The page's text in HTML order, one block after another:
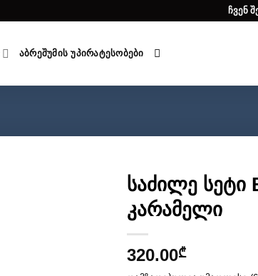
ჩვენ
ᲐᲑᲠᲔᲨᲣᲛᲘᲡ ᲣᲞᲘᲠᲐᲢᲔᲡᲝᲑᲔᲑᲘ
საძილე სეტი
კარამელი
320.00₾